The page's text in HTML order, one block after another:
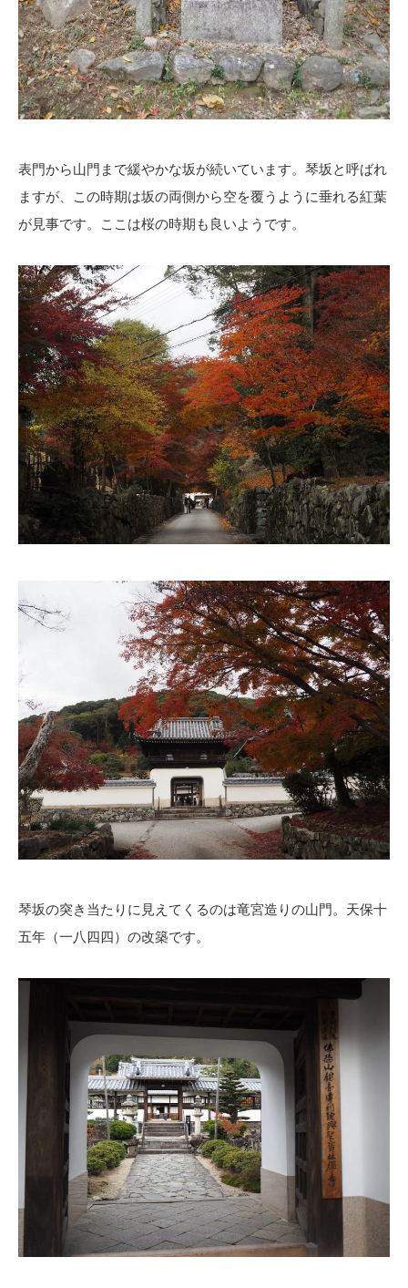
表門から山門まで緩やかな坂が続いています。琴坂と呼ばれ
ますが、この時期は坂の両側から空を覆うように垂れる紅葉
が見事です。ここは桜の時期も良いようです。
琴坂の突き当たりに見えてくるのは竜宮造りの山門。天保十
五年（一八四四）の改築です。